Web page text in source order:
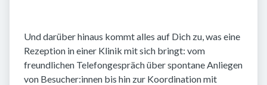
Und darüber hinaus kommt alles auf Dich zu, was eine
Rezeption in einer Klinik mit sich bringt: vom
freundlichen Telefongespräch über spontane Anliegen
von Besucher:innen bis hin zur Koordination mit